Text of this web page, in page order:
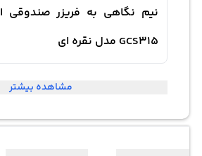
GCS315 مدل نقره ای
مشاهده بیشتر